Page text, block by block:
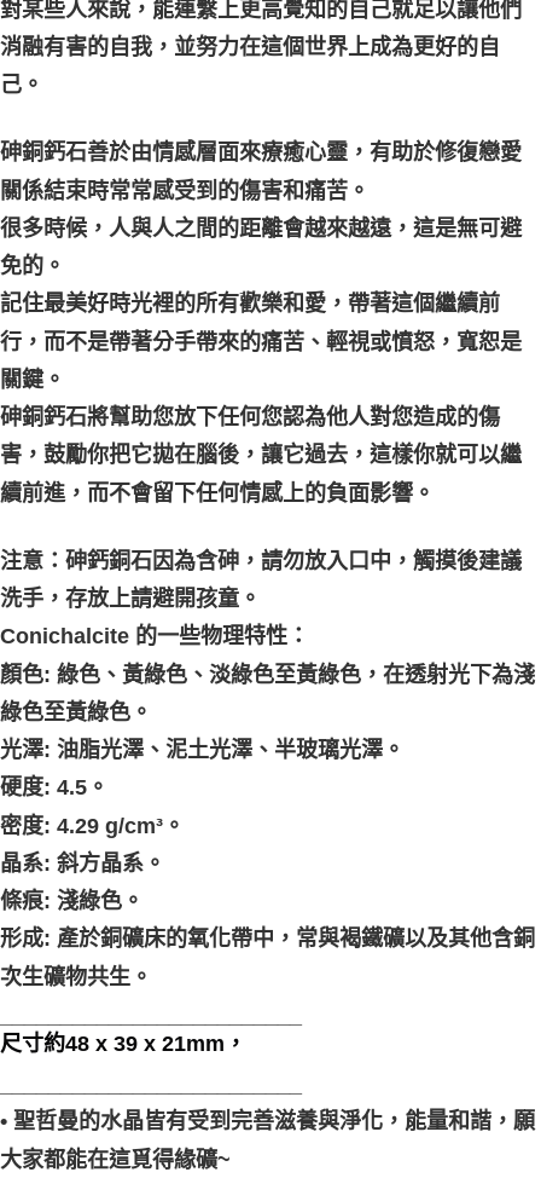
對某些人來說，能連繫上更高覺知的自己就足以讓他們
消融有害的自我，並努力在這個世界上成為更好的自
己。
砷銅鈣石善於由情感層面來療癒心靈，有助於修復戀愛
關係結束時常常感受到的傷害和痛苦。
很多時候，人與人之間的距離會越來越遠，這是無可避
免的。
記住最美好時光裡的所有歡樂和愛，帶著這個繼續前
行，而不是帶著分手帶來的痛苦、輕視或憤怒，寬恕是
關鍵。
砷銅鈣石將幫助您放下任何您認為他人對您造成的傷
害，鼓勵你把它拋在腦後，讓它過去，這樣你就可以繼
續前進，而不會留下任何情感上的負面影響。
注意：砷鈣銅石因為含砷，請勿放入口中，觸摸後建議
洗手，存放上請避開孩童。
Conichalcite 的一些物理特性：
顏色: 綠色、黃綠色、淡綠色至黃綠色，在透射光下為淺
綠色至黃綠色。
光澤: 油脂光澤、泥土光澤、半玻璃光澤。
硬度: 4.5。
密度: 4.29 g/cm³。
晶系: 斜方晶系。
條痕: 淺綠色。
形成: 產於銅礦床的氧化帶中，常與褐鐵礦以及其他含銅
次生礦物共生。
尺寸約48 x 39 x 21mm，
• 聖哲曼的水晶皆有受到完善滋養與淨化，能量和諧，願
大家都能在這覓得緣礦~